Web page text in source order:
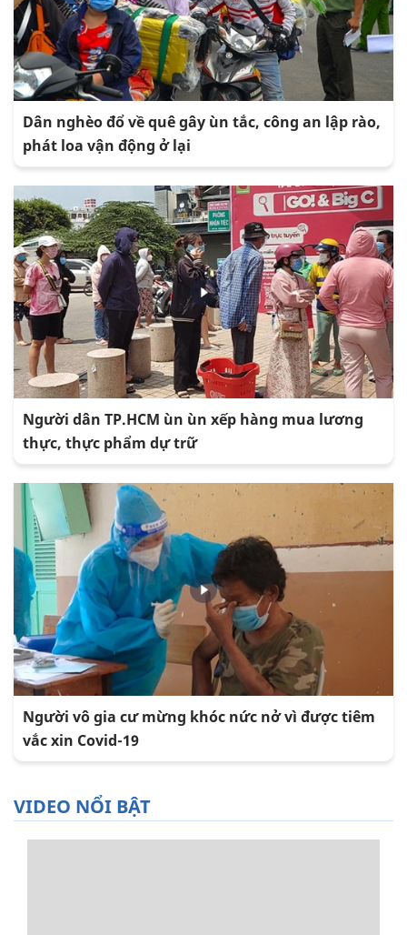
Dân nghèo đổ về quê gây ùn tắc, công an lập rào,
phát loa vận động ở lại
Người dân TP.HCM ùn ùn xếp hàng mua lương
thực, thực phẩm dự trữ
Người vô gia cư mừng khóc nức nở vì được tiêm
vắc xin Covid-19
VIDEO NỔI BẬT